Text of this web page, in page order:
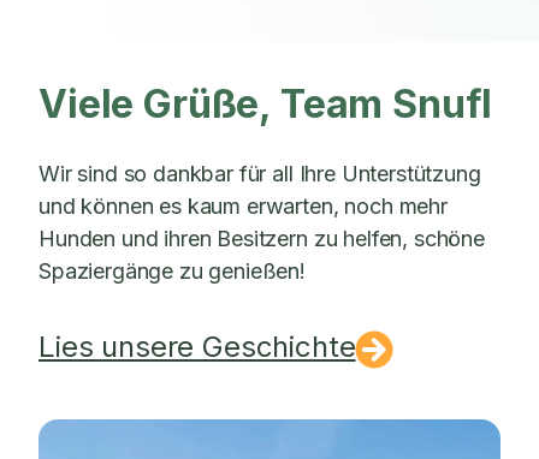
Viele Grüße, Team Snufl
Wir sind so dankbar für all Ihre Unterstützung
und können es kaum erwarten, noch mehr
Hunden und ihren Besitzern zu helfen, schöne
Spaziergänge zu genießen!
Lies unsere Geschichte